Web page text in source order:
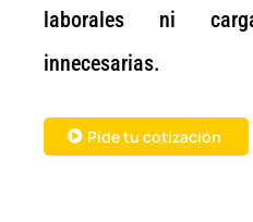
laborales ni
innecesarias.
Pide tu cotización